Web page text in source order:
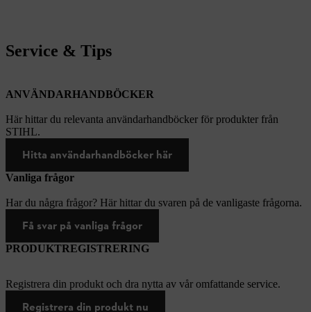
Service & Tips
ANVÄNDARHANDBÖCKER
Här hittar du relevanta användarhandböcker för produkter från
STIHL.
Hitta användarhandböcker här
Vanliga frågor
Har du några frågor? Här hittar du svaren på de vanligaste frågorna.
Få svar på vanliga frågor
PRODUKTREGISTRERING
Registrera din produkt och dra nytta av vår omfattande service.
Registrera din produkt nu